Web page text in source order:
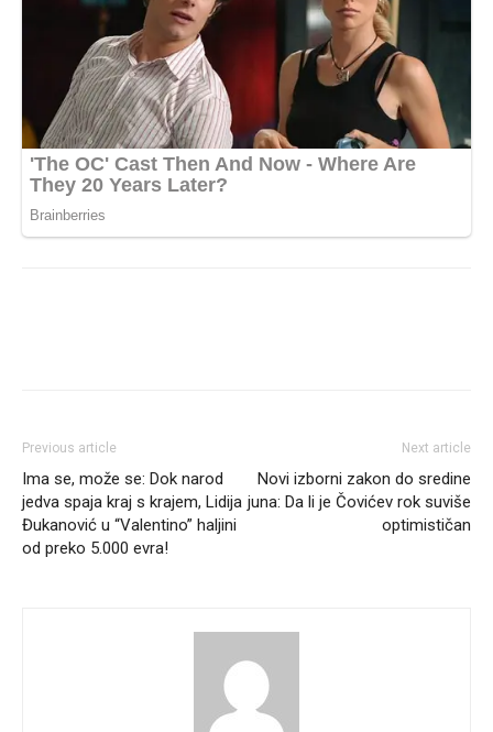
Previous article
Ima se, može se: Dok narod
jedva spaja kraj s krajem, Lidija
Đukanović u “Valentino” haljini
od preko 5.000 evra!
Next article
Novi izborni zakon do sredine
juna: Da li je Čovićev rok suviše
optimističan